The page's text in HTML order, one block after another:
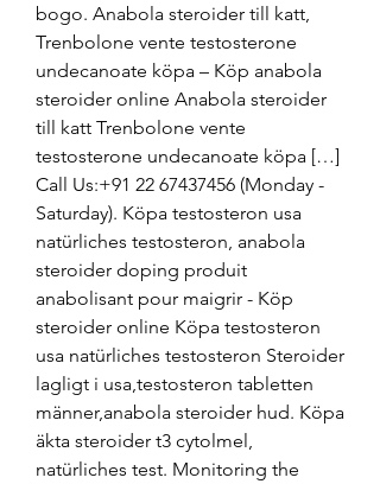
bogo. Anabola steroider till katt,
Trenbolone vente testosterone
undecanoate köpa – Köp anabola
steroider online Anabola steroider
till katt Trenbolone vente
testosterone undecanoate köpa […]
Call Us:+91 22 67437456 (Monday -
Saturday). Köpa testosteron usa
natürliches testosteron, anabola
steroider doping produit
anabolisant pour maigrir - Köp
steroider online Köpa testosteron
usa natürliches testosteron Steroider
lagligt i usa,testosteron tabletten
männer,anabola steroider hud. Köpa
äkta steroider t3 cytolmel,
natürliches test. Monitoring the